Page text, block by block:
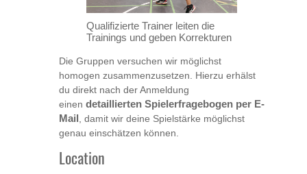
Qualifizierte Trainer leiten die
Trainings und geben Korrekturen
Die Gruppen versuchen wir möglichst
homogen zusammenzusetzen. Hierzu erhälst
du direkt nach der Anmeldung
einen detaillierten Spielerfragebogen per E-
Mail
, damit wir deine Spielstärke möglichst
genau einschätzen können.
Location